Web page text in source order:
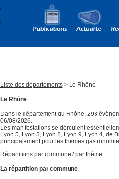
Liste des départements> Le Rhône
Le Rhône
Dans le département du Rhône, 293
06/08/2026.
Les manifestations se déroulent
Lyon 5, Lyon 3, Lyon 2, Lyon 9, Lyon 4, de
principalement pour les thèmes gastronomie
Répartitions par commune /par thème
La répartition par commune